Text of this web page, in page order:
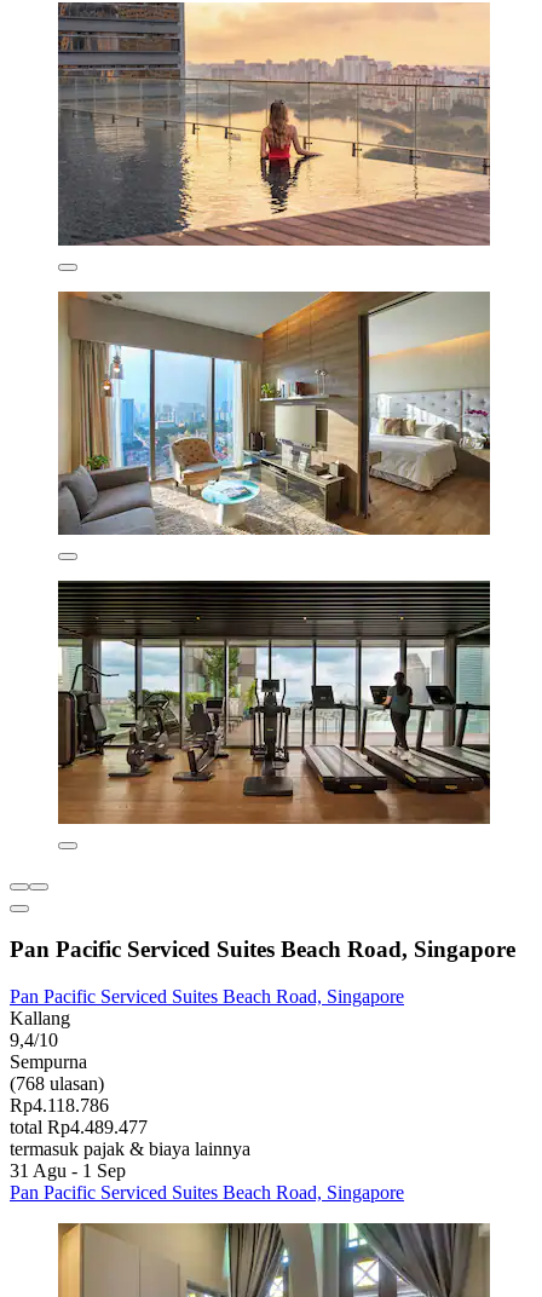
Pan Pacific Serviced Suites Beach Road, Singapore
Pan Pacific Serviced Suites Beach Road, Singapore
Kallang
9,4/10
Sempurna
(768 ulasan)
Rp4.118.786
total Rp4.489.477
termasuk pajak & biaya lainnya
31 Agu - 1 Sep
Pan Pacific Serviced Suites Beach Road, Singapore